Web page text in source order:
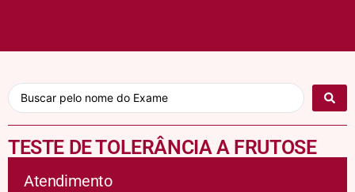
TESTE DE TOLERÂNCIA A FRUTOSE
Atendimento